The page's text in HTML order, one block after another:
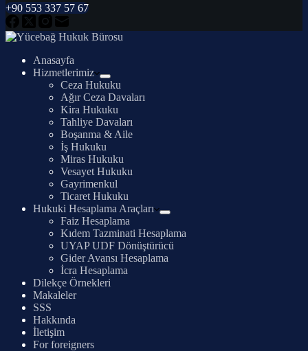
+90 553 337 57 67
Anasayfa
Hizmetlerimiz
Ceza Hukuku
Ağır Ceza Davaları
Kira Hukuku
Tahliye Davaları
Boşanma & Aile
İş Hukuku
Miras Hukuku
Vesayet Hukuku
Gayrimenkul
Ticaret Hukuku
Hukuki Hesaplama Araçları
Faiz Hesaplama
Kıdem Tazminati Hesaplama
UYAP UDF Dönüştürücü
Gider Avansı Hesaplama
İcra Hesaplama
Dilekçe Örnekleri
Makaleler
SSS
Hakkında
İletişim
For foreigners